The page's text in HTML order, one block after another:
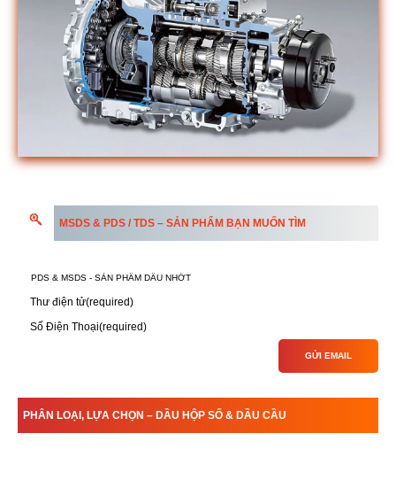
MSDS & PDS / TDS – SẢN PHẨM BẠN MUỐN TÌM
Thư điện tử(required)
Số Điện Thoại(required)
GỬI EMAIL
PHÂN LOẠI, LỰA CHỌN – DẦU HỘP SỐ & DẦU CẦU